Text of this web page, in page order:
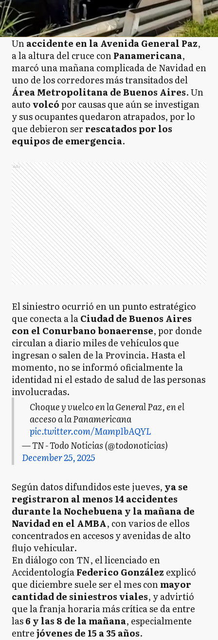
Unaccidente en la Avenida General Paz,
a la altura del cruce conPanamericana,
marcó una mañana complicada de Navidad en
uno de los corredores más transitados del
Área Metropolitana de Buenos Aires. Un
autovolcópor causas que aún se investigan
y sus ocupantes quedaron atrapados, por lo
que debieron ser rescatados por los
equipos de emergencia.
Ads
El siniestro ocurrió en un punto estratégico
que conecta a laCiudad de Buenos Aires
con el Conurbano bonaerense, por donde
circulan a diario miles de vehículos que
ingresan o salen de la Provincia. Hasta el
momento, no se informó oficialmente la
identidad ni el estado de salud de las personas
involucradas.
Choque y vuelco en la General Paz, en el
acceso a la Panamericana
pic.twitter.com/Mamp1bAQYL
— TN - Todo Noticias (@todonoticias)
December 25, 2025
Según datos difundidos este jueves, ya se
registraron al menos 14 accidentes
durante la Nochebuena y la mañana de
Navidad en el AMBA, con varios de ellos
concentrados en accesos y avenidas de alto
flujo vehicular.
En diálogo con TN, el licenciado en
AccidentologíaFederico González explicó
que diciembre suele ser el mes conmayor
cantidad de siniestros viales, y advirtió
que la franja horaria más crítica se da entre
las6 y las 8 de la mañana, especialmente
entrejóvenes de 15 a 35 años.